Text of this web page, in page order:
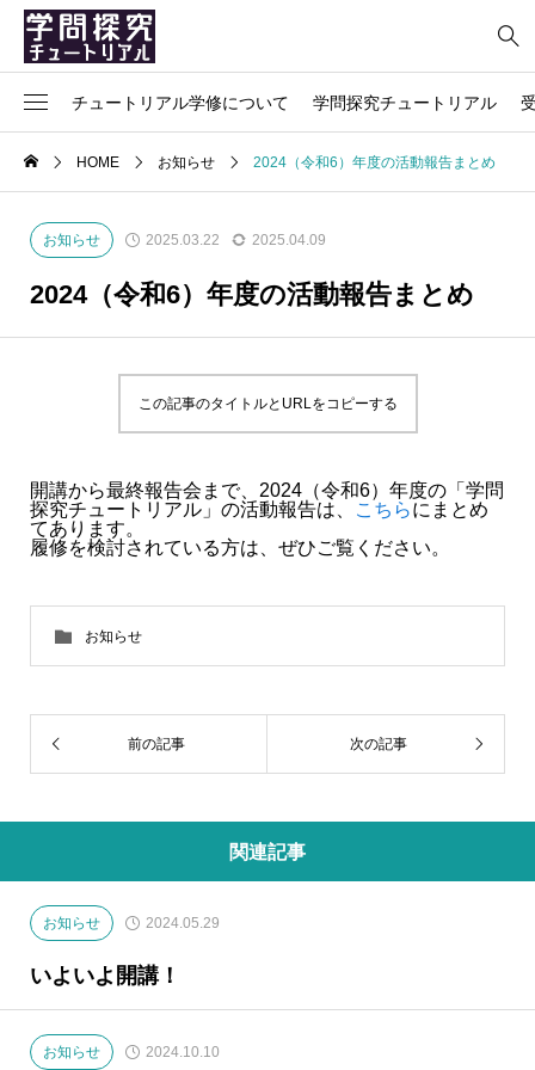
チュートリアル学修について 学問探究チュートリアル
ごあいさつ
概要、導入の背景、目的
チュートリアル学修のプロセス
科目の説明
シラバス
授業関係の連絡
ポートフォリオについて
チュートリアルの本棚
関係リンク集
担当教員からのメッセージ
インタビュー
よくある質問
プライバシーポリシー
お問い合わせ
HOME お知らせ 2024（令和6）年度の活動報告まとめ
お知らせ 2025.03.22 2025.04.09
2024（令和6）年度の活動報告まとめ
この記事のタイトルとURLをコピーする
開講から最終報告会まで、2024（令和6）年度の「学問
探究チュートリアル」の活動報告は、
こちらにまとめ
てあります。
履修を検討されている方は、ぜひご覧ください。
お知らせ
前の記事 次の記事
関連記事
お知らせ 2024.05.29
いよいよ開講！
お知らせ 2024.10.10